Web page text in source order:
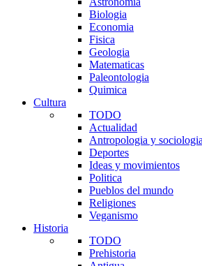
Biologia
Economia
Fisica
Geologia
Matematicas
Paleontologia
Quimica
Cultura
TODO
Actualidad
Antropologia y sociologia
Deportes
Ideas y movimientos
Politica
Pueblos del mundo
Religiones
Veganismo
Historia
TODO
Prehistoria